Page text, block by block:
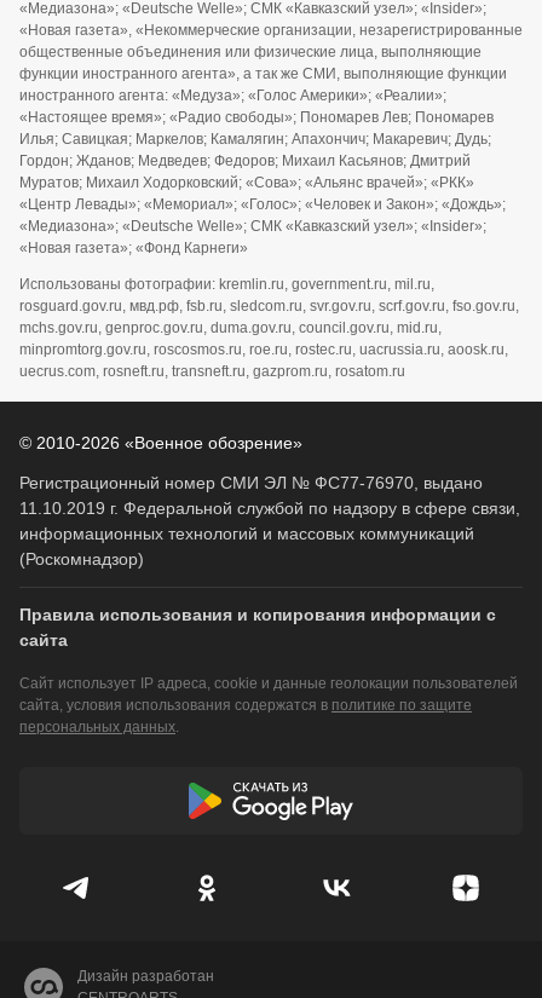
«Медиазона»; «Deutsche Welle»; СМК «Кавказский узел»; «Insider»;
«Новая газета», «Некоммерческие организации, незарегистрированные
общественные объединения или физические лица, выполняющие
функции иностранного агента», а так же СМИ, выполняющие функции
иностранного агента: «Медуза»; «Голос Америки»; «Реалии»;
«Настоящее время»; «Радио свободы»; Пономарев Лев; Пономарев
Илья; Савицкая; Маркелов; Камалягин; Апахончич; Макаревич; Дудь;
Гордон; Жданов; Медведев; Федоров; Михаил Касьянов; Дмитрий
Муратов; Михаил Ходорковский; «Сова»; «Альянс врачей»; «РКК»
«Центр Левады»; «Мемориал»; «Голос»; «Человек и Закон»; «Дождь»;
«Медиазона»; «Deutsche Welle»; СМК «Кавказский узел»; «Insider»;
«Новая газета»; «Фонд Карнеги»
Использованы фотографии: kremlin.ru, government.ru, mil.ru,
rosguard.gov.ru, мвд.рф, fsb.ru, sledcom.ru, svr.gov.ru, scrf.gov.ru, fso.gov.ru,
mchs.gov.ru, genproc.gov.ru, duma.gov.ru, council.gov.ru, mid.ru,
minpromtorg.gov.ru, roscosmos.ru, roe.ru, rostec.ru, uacrussia.ru, aoosk.ru,
uecrus.com, rosneft.ru, transneft.ru, gazprom.ru, rosatom.ru
© 2010-2026 «Военное обозрение»
Регистрационный номер СМИ ЭЛ № ФС77-76970, выдано
11.10.2019 г. Федеральной службой по надзору в сфере связи,
информационных технологий и массовых коммуникаций
(Роскомнадзор)
Правила использования и копирования информации с
сайта
Сайт использует IP адреса, cookie и данные геолокации пользователей
сайта, условия использования содержатся в политике по защите
персональных данных.
Дизайн разработан